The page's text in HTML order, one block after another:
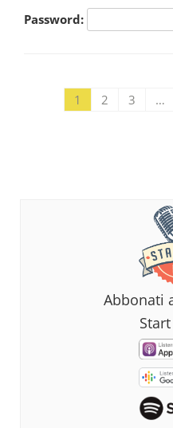
Password:
1 2 3 …
Abbonati